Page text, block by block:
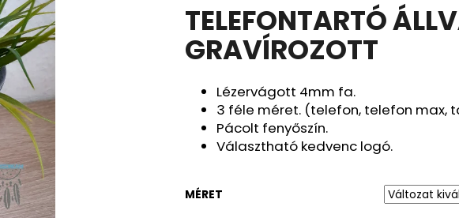
átlagos
értékelése
5-
ből
csillag.
TELEFONTARTÓ
GRAVÍROZOTT
Lézervágott 4mm fa.
3 féle méret. (telefon, telefon max,
Pácolt fenyőszín.
Választható kedvenc logó.
MÉRET
KERESÉS